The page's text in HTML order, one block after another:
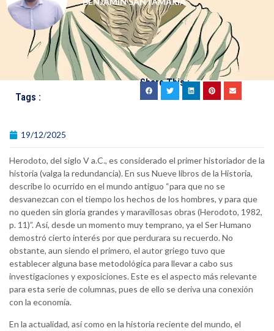
Tags :
Share This :
19/12/2025
Herodoto, del siglo V a.C., es considerado el primer historiador de la
historia (valga la redundancia). En sus Nueve libros de la Historia,
describe lo ocurrido en el mundo antiguo “para que no se
desvanezcan con el tiempo los hechos de los hombres, y para que
no queden sin gloria grandes y maravillosas obras (Herodoto, 1982,
p. 11)”. Así, desde un momento muy temprano, ya el Ser Humano
demostró cierto interés por que perdurara su recuerdo. No
obstante, aun siendo el primero, el autor griego tuvo que
establecer alguna base metodológica para llevar a cabo sus
investigaciones y exposiciones. Este es el aspecto más relevante
para esta serie de columnas, pues de ello se deriva una conexión
con la economía.
En la actualidad, así como en la historia reciente del mundo, el